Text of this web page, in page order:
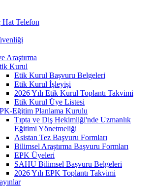
Hat Telefon
Araştırma
Kurul
Etik Kurul Başvuru Belgeleri
Etik Kurul İşleyişi
2026 Yılı Etik Kurul Toplantı Takvimi
Etik Kurul Üye Listesi
Eğitim Planlama Kurulu
Tıpta ve Diş Hekimliği'nde Uzmanlık
Eğitimi Yönetmeliği
Asistan Tez Başvuru Formları
Bilimsel Araştırma Başvuru Formları
EPK Üyeleri
SAHU Bilimsel Başvuru Belgeleri
2026 Yılı EPK Toplantı Takvimi